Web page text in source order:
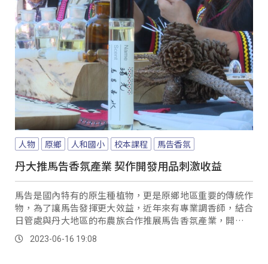
人物 原鄉 人和國小 校本課程 馬告香氛
丹大推馬告香氛產業 契作開發用品刺激收益
馬告是國內特有的原生種植物，更是原鄉地區重要的傳統作
物，為了讓馬告發揮更大效益，近年來有專業調香師，結合
日管處與丹大地區的布農族合作推展馬告香氛產業，開啟馬
告香氛品牌以及發展部落別具特色的深度遊程，對於族人來
說，藉由培訓自己不僅成為香氛引導師，有了第二專長，也
2023-06-16 19:08